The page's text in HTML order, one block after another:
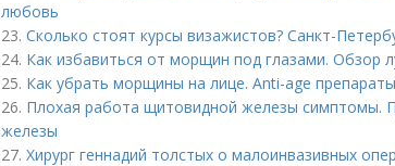
любовь
23. Сколько стоят курсы визажистов? Санкт-
24. Как избавиться от морщин под глазами. Обзор
25. Как убрать морщины на лице. Anti-age препараты
26. Плохая работа щитовидной железы симптомы.
железы
27. Хирург геннадий толстых о малоинвазивных